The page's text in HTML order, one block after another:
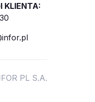
KLIENTA:
PL S.A.